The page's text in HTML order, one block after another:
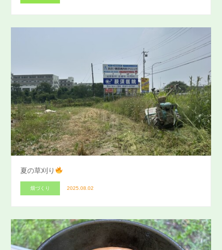
夏の草刈り
畑づくり 2025.08.02